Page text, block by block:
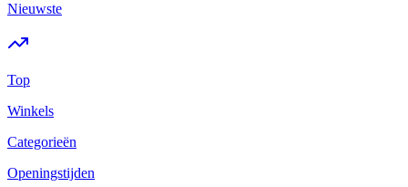
Nieuwste
Top
Winkels
Categorieën
Openingstijden